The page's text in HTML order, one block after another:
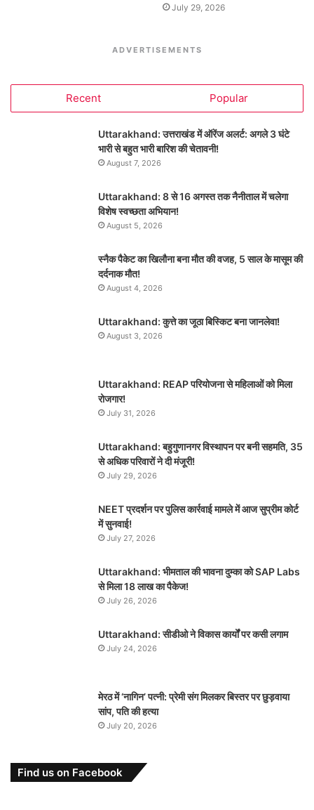
July 29, 2026
ADVERTISEMENTS
Recent Popular
Uttarakhand: उत्तराखंड में ऑरेंज अलर्ट: अगले 3 घंटे
भारी से बहुत भारी बारिश की चेतावनी!
August 7, 2026
Uttarakhand: 8 से 16 अगस्त तक नैनीताल में चलेगा
विशेष स्वच्छता अभियान!
August 5, 2026
स्नैक पैकेट का खिलौना बना मौत की वजह, 5 साल के मासूम की
दर्दनाक मौत!
August 4, 2026
Uttarakhand: कुत्ते का जूठा बिस्किट बना जानलेवा!
August 3, 2026
Uttarakhand: REAP परियोजना से महिलाओं को मिला
रोजगार!
July 31, 2026
Uttarakhand: बहुगुणानगर विस्थापन पर बनी सहमति, 35
से अधिक परिवारों ने दी मंजूरी!
July 29, 2026
NEET प्रदर्शन पर पुलिस कार्रवाई मामले में आज सुप्रीम कोर्ट
में सुनवाई!
July 27, 2026
Uttarakhand: भीमताल की भावना दुम्का को SAP Labs
से मिला 18 लाख का पैकेज!
July 26, 2026
Uttarakhand: सीडीओ ने विकास कार्यों पर कसी लगाम
July 24, 2026
मेरठ में ‘नागिन’ पत्नी: प्रेमी संग मिलकर बिस्तर पर छुड़वाया
सांप, पति की हत्या
July 20, 2026
Find us on Facebook